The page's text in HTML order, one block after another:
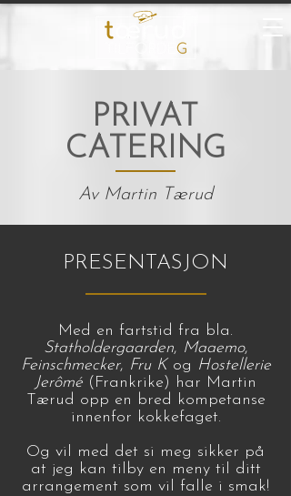
PRIVAT
CATERING
Av Martin Tærud
PRESENTASJON
Med en fartstid fra bla.
Statholdergaarden, Maaemo,
Feinschmecker, Fru Kog Hostellerie
Jerômé (Frankrike) har Martin
Tærud opp en bred kompetanse
innenfor kokkefaget.
Og vil med det si meg sikker på
at jeg kan tilby en meny til ditt
arrangement som vil falle i smak!